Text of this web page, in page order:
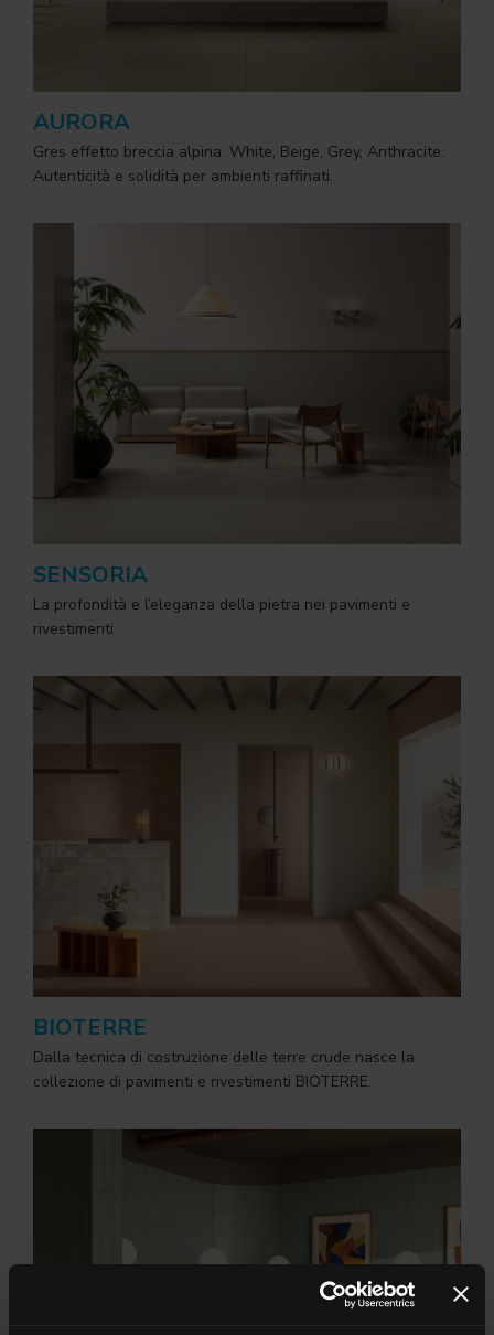
AURORA
Gres effetto breccia alpina. White, Beige, Grey, Anthracite.
Autenticità e solidità per ambienti raffinati.
SENSORIA
La profondità e l’eleganza della pietra nei pavimenti e
rivestimenti
BIOTERRE
Dalla tecnica di costruzione delle terre crude nasce la
collezione di pavimenti e rivestimenti BIOTERRE.